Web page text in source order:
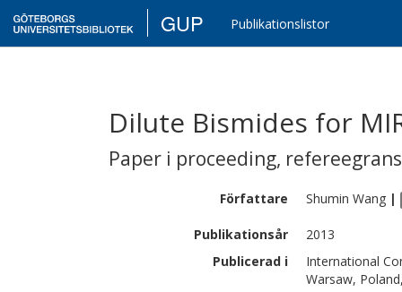
GUP Publikationslistor
Dilute Bismides for
Paper i proceeding,
Författare Shumin Wang |
Publikationsår
2013
Publicerad i
International
Warsaw,